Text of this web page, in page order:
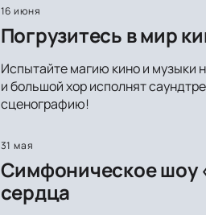
16 июня
Погрузитесь в мир
Испытайте магию кино и музыки
и большой хор исполнят
сценографию!
31 мая
Симфоническое шоу
сердца